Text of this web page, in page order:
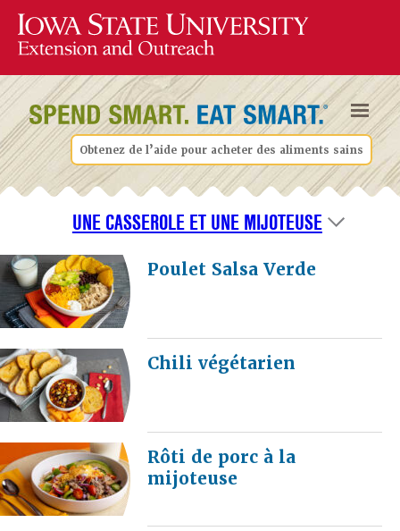
Obtenez de l’aide pour acheter des aliments sains
UNE CASSEROLE ET UNE MIJOTEUSE
Poulet Salsa Verde
Chili végétarien
Rôti de porc à la
mijoteuse